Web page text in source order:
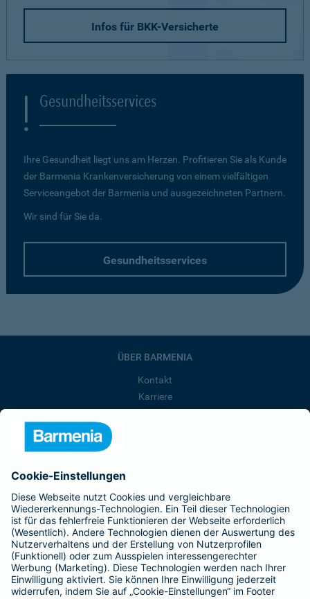
Infos für BKK-Versicherte
Gesundheitsservices
Ihre Gesundheit liegt uns am Herzen. Profitieren Sie als Kunde
der Barmenia Krankenversicherung von einem vielfältigen
Serviceangebot der Barmenia und ausgezeichneten Partnern.
Wir sind für Sie da.
Gesundheitsservices
ÜBER BARMENIA
Kontakt
Karriere
Barmenia ist Teil der BarmeniaGothaer
BELIEBTE SEITEN
Kranken-Zusatzversicherung
Tierversicherungen
Haftpflichtversicherung
Hausratversicherung